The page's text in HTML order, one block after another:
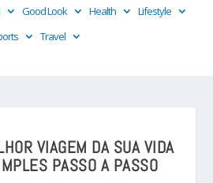
Good Look Health
Lifestyle
Travel
VIAGEM DA SUA VIDA
PASSO A PASSO